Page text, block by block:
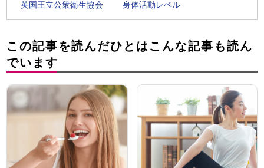
英国王立公衆衛生協会
身体活動レベル
この記事を読んだひとはこんな記事も読ん
でいます